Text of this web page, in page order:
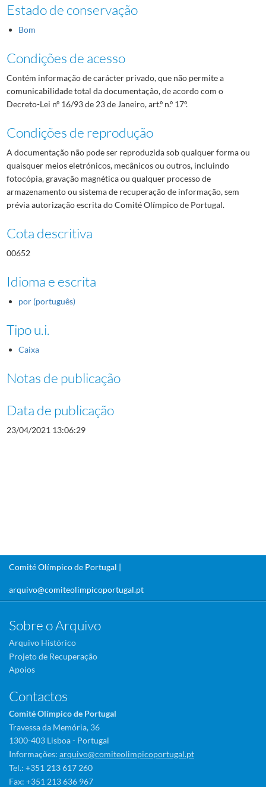
Estado de conservação
Bom
Condições de acesso
Contém informação de carácter privado, que não permite a
comunicabilidade total da documentação, de acordo com o
Decreto-Lei nº 16/93 de 23 de Janeiro, art.º n.º 17º.
Condições de reprodução
A documentação não pode ser reproduzida sob qualquer forma ou
quaisquer meios eletrónicos, mecânicos ou outros, incluindo
fotocópia, gravação magnética ou qualquer processo de
armazenamento ou sistema de recuperação de informação, sem
prévia autorização escrita do Comité Olímpico de Portugal.
Cota descritiva
00652
Idioma e escrita
por (português)
Tipo u.i.
Caixa
Notas de publicação
Data de publicação
23/04/2021 13:06:29
Comité Olímpico de Portugal |
arquivo@comiteolimpicoportugal.pt
Sobre o Arquivo
Arquivo Histórico
Projeto de Recuperação
Apoios
Contactos
Comité Olímpico de Portugal
Travessa da Memória, 36
1300-403 Lisboa - Portugal
Informações: arquivo@comiteolimpicoportugal.pt
Tel.: +351 213 617 260
Fax: +351 213 636 967